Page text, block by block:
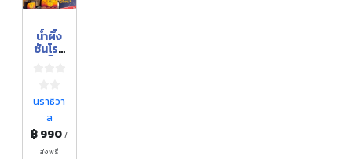
น้ำผึ้ง
ชันโรง
นราธิวา
ส
฿ 990/
ส่งฟรี